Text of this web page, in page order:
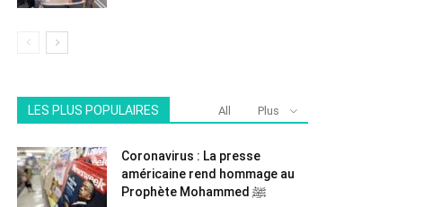
LES PLUS POPULAIRES All Plus
Coronavirus : La presse
américaine rend hommage au
Prophète Mohammed ﷺ